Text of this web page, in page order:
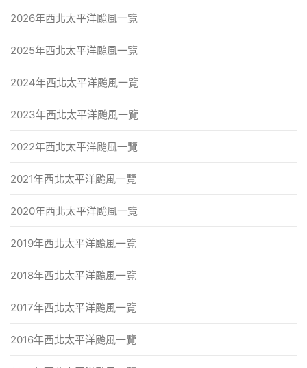
2026年西北太平洋颱風一覽
2025年西北太平洋颱風一覽
2024年西北太平洋颱風一覽
2023年西北太平洋颱風一覽
2022年西北太平洋颱風一覽
2021年西北太平洋颱風一覽
2020年西北太平洋颱風一覽
2019年西北太平洋颱風一覽
2018年西北太平洋颱風一覽
2017年西北太平洋颱風一覽
2016年西北太平洋颱風一覽